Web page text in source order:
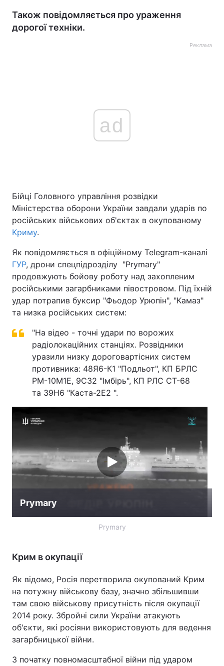
Також повідомляється про ураження
дорогої техніки.
Реклама
ad
Бійці Головного управління розвідки
Міністерства оборони України завдали ударів по
російських військових об'єктах в окупованому
Криму.
Як повідомляється в офіційному Telegram-каналі
ГУР, дрони спецпідрозділу "Prymarу"
продовжують бойову роботу над захопленим
російськими загарбниками півостровом. Під їхній
удар потрапив буксир "Фьодор Урюпін", "Камаз"
та низка російських систем:
"На відео - точні удари по ворожих
радіолокаційних станціях. Розвідники
уразили низку дороговартісних систем
противника: 48Я6-К1 "Подльот", КП БРЛС
РМ-10М1Е, 9С32 "Імбірь", КП РЛС СТ-68
та 39Н6 "Каста-2Е2 ".
Prymarу
Prymarу
Крим в окупації
Як відомо, Росія перетворила окупований Крим
на потужну військову базу, значно збільшивши
там свою військову присутність після окупації
2014 року. Збройні сили України атакують
об'єкти, які росіяни використовують для ведення
загарбницької війни.
З початку повномасштабної війни під ударом